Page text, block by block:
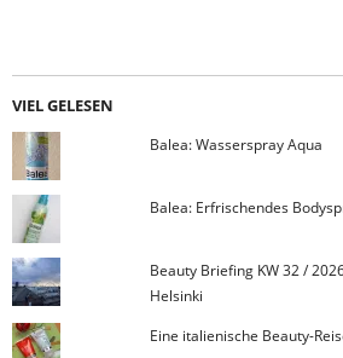
VIEL GELESEN
Balea: Wasserspray Aqua
Balea: Erfrischendes
Beauty Briefing KW 32 /
Helsinki
Eine italienische Beauty-